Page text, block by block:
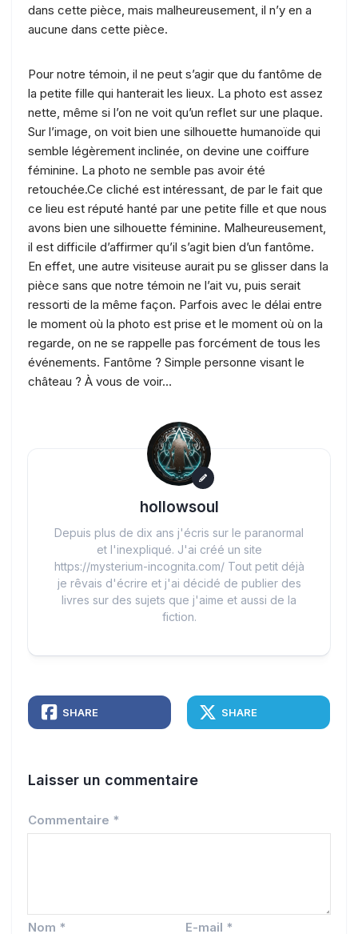
dans cette pièce, mais malheureusement, il n’y en a
aucune dans cette pièce.
Pour notre témoin, il ne peut s’agir que du fantôme de
la petite fille qui hanterait les lieux. La photo est assez
nette, même si l’on ne voit qu’un reflet sur une plaque.
Sur l’image, on voit bien une silhouette humanoïde qui
semble légèrement inclinée, on devine une coiffure
féminine. La photo ne semble pas avoir été
retouchée.Ce cliché est intéressant, de par le fait que
ce lieu est réputé hanté par une petite fille et que nous
avons bien une silhouette féminine. Malheureusement,
il est difficile d’affirmer qu’il s’agit bien d’un fantôme.
En effet, une autre visiteuse aurait pu se glisser dans la
pièce sans que notre témoin ne l’ait vu, puis serait
ressorti de la même façon. Parfois avec le délai entre
le moment où la photo est prise et le moment où on la
regarde, on ne se rappelle pas forcément de tous les
événements. Fantôme ? Simple personne visant le
château ? À vous de voir…
hollowsoul
Depuis plus de dix ans j'écris sur le paranormal
et l'inexpliqué. J'ai créé un site
https://mysterium-incognita.com/ Tout petit déjà
je rêvais d'écrire et j'ai décidé de publier des
livres sur des sujets que j'aime et aussi de la
fiction.
SHARE SHARE
Laisser un commentaire
Commentaire *
Nom * E-mail *